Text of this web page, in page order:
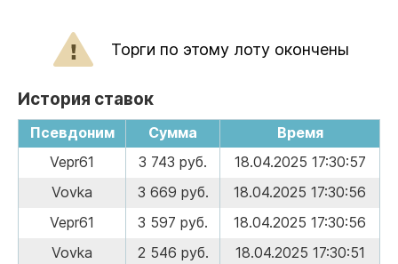
Торги по этому лоту окончены
История ставок
Псевдоним Сумма
Время
Vepr61
3 743 руб.
18.04.2025 17:30:57
Vovka
3 669 руб.
18.04.2025 17:30:56
Vepr61
3 597 руб.
18.04.2025 17:30:56
Vovka
2 546 руб.
18.04.2025 17:30:51